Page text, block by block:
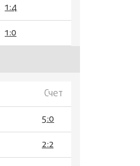
1:4
1:0
Счет
5:0
2:2